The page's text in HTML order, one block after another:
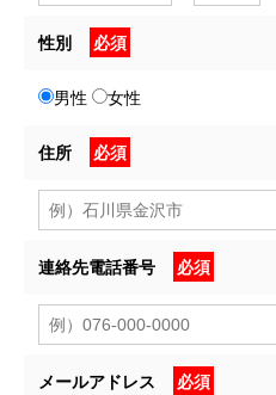
性別 必須
男性 女性
住所 必須
連絡先電話番号 必須
メールアドレス 必須